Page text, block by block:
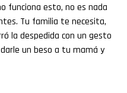
funciona esto, no es nada
Tu familia te necesita,
la despedida con un gesto
un beso a tu mamá y